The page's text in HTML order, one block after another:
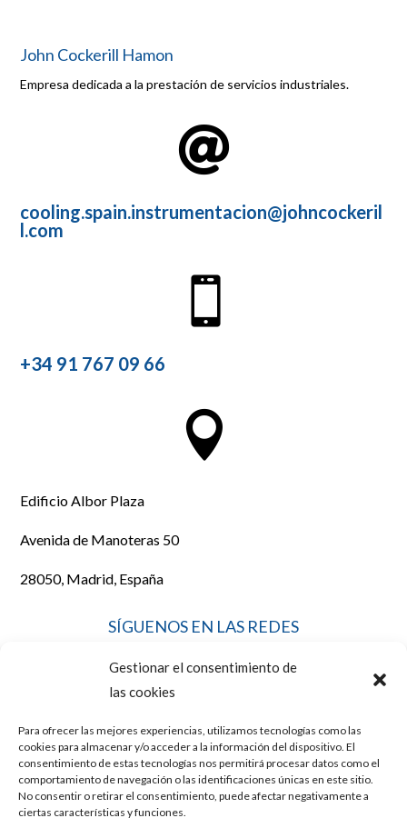
Gestionar el consentimiento de
las cookies
Para ofrecer las mejores experiencias, utilizamos tecnologías como las
cookies para almacenar y/o acceder a la información del dispositivo. El
consentimiento de estas tecnologías nos permitirá procesar datos como el
comportamiento de navegación o las identificaciones únicas en este sitio.
No consentir o retirar el consentimiento, puede afectar negativamente a
ciertas características y funciones.
John Cockerill Hamon
Empresa dedicada a la prestación de servicios industriales.

cooling.spain.instrumentacion@johncockeril
l.com

+34 91 767 09 66

Edificio Albor Plaza
Avenida de Manoteras 50
28050, Madrid, España
SÍGUENOS EN LAS REDES
LEGAL
AVISO LEGAL